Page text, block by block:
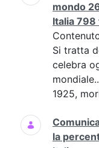
mondo
Italia
Si tratta
celebra
1925,
la